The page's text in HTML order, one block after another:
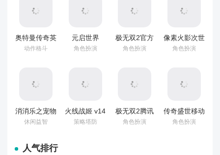
奥特曼传奇英
雄官方正版
动作格斗
元启世界
v2.8.3
角色扮演
极无双2官方
版 v1.39.600
角色扮演
像素火影次世
代最新版
角色扮演
消消乐之宠物
连萌 v1.0.9
休闲益智
火线战姬 v14
策略塔防
极无双2腾讯
版 v1.39.600
角色扮演
传奇盛世移动
版 v1.6.7
角色扮演
人气排行